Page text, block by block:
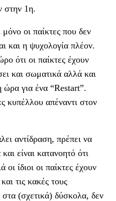
στην 1η.
οι παίκτες που δεν
και η ψυχολογία πλέον.
ότι οι παίκτες έχουν
και σωματικά αλλά και
για ένα “Restart”.
κυπέλλου απέναντι στον
αντίδραση, πρέπει να
είναι κατανοητό ότι
ίδιοι οι παίκτες έχουν
τις κακές τους
(σχετικά) δύσκολα, δεν